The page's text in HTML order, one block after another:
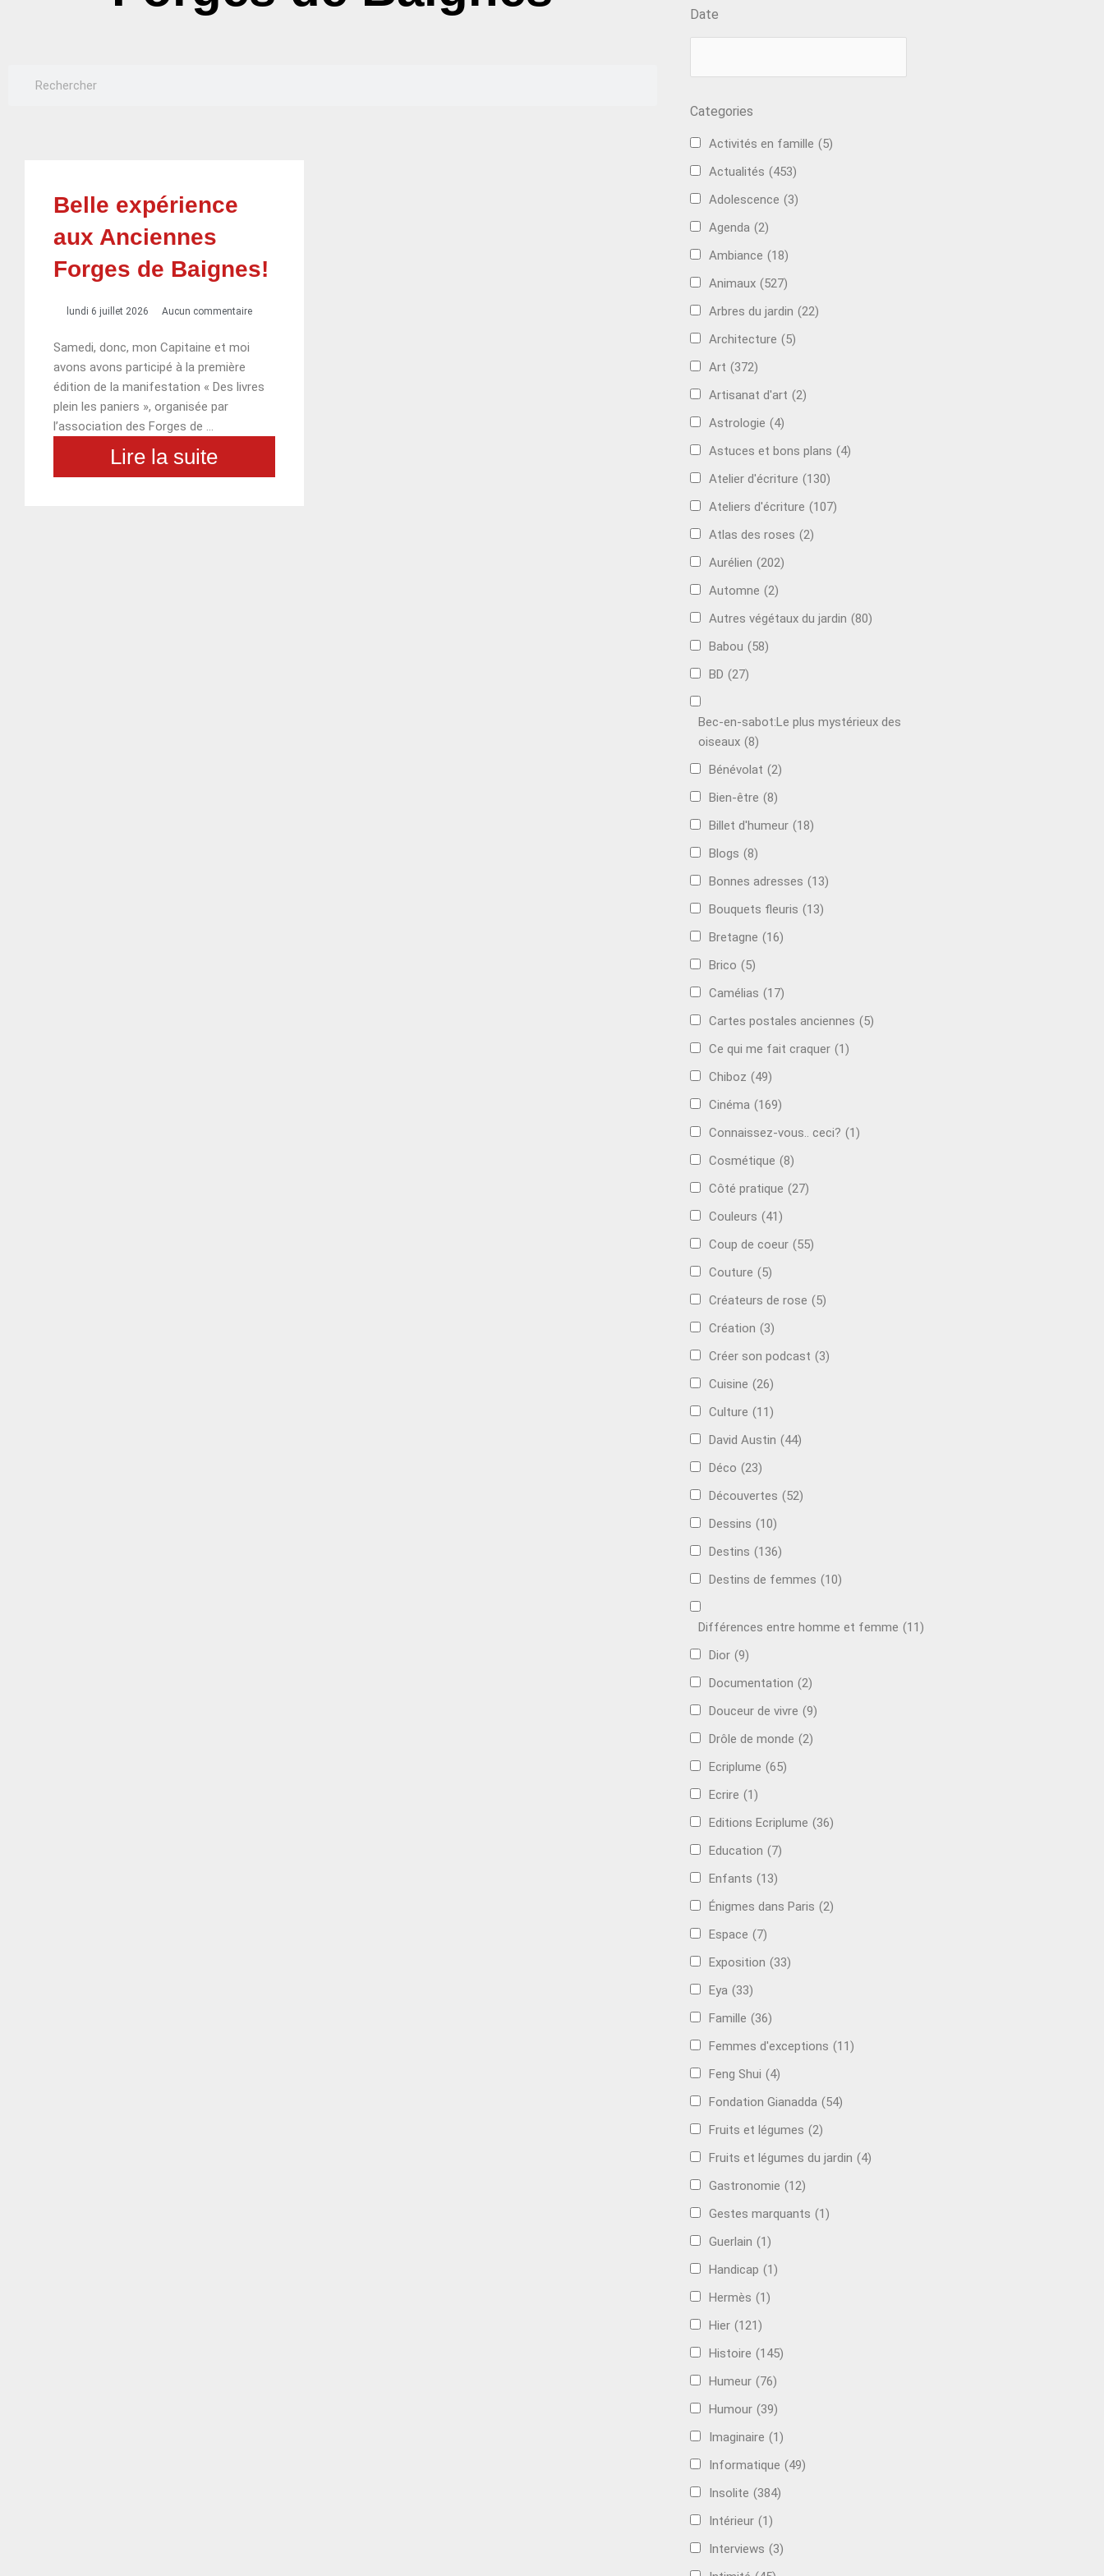
Belle expérience
aux Anciennes
Forges de Baignes!
lundi 6 juillet 2026 Aucun commentaire
Samedi, donc, mon Capitaine et moi
avons avons participé à la première
édition de la manifestation « Des livres
plein les paniers », organisée par
l’association des Forges de …
Lire la suite
Date
Categories
Activités en famille (5)
Actualités (453)
Adolescence (3)
Agenda (2)
Ambiance (18)
Animaux (527)
Arbres du jardin (22)
Architecture (5)
Art (372)
Artisanat d'art (2)
Astrologie (4)
Astuces et bons plans (4)
Atelier d'écriture (130)
Ateliers d'écriture (107)
Atlas des roses (2)
Aurélien (202)
Automne (2)
Autres végétaux du jardin (80)
Babou (58)
BD (27)
Bec-en-sabot:Le plus mystérieux des
oiseaux (8)
Bénévolat (2)
Bien-être (8)
Billet d'humeur (18)
Blogs (8)
Bonnes adresses (13)
Bouquets fleuris (13)
Bretagne (16)
Brico (5)
Camélias (17)
Cartes postales anciennes (5)
Ce qui me fait craquer (1)
Chiboz (49)
Cinéma (169)
Connaissez-vous.. ceci? (1)
Cosmétique (8)
Côté pratique (27)
Couleurs (41)
Coup de coeur (55)
Couture (5)
Créateurs de rose (5)
Création (3)
Créer son podcast (3)
Cuisine (26)
Culture (11)
David Austin (44)
Déco (23)
Découvertes (52)
Dessins (10)
Destins (136)
Destins de femmes (10)
Différences entre homme et femme (11)
Dior (9)
Documentation (2)
Douceur de vivre (9)
Drôle de monde (2)
Ecriplume (65)
Ecrire (1)
Editions Ecriplume (36)
Education (7)
Enfants (13)
Énigmes dans Paris (2)
Espace (7)
Exposition (33)
Eya (33)
Famille (36)
Femmes d'exceptions (11)
Feng Shui (4)
Fondation Gianadda (54)
Fruits et légumes (2)
Fruits et légumes du jardin (4)
Gastronomie (12)
Gestes marquants (1)
Guerlain (1)
Handicap (1)
Hermès (1)
Hier (121)
Histoire (145)
Humeur (76)
Humour (39)
Imaginaire (1)
Informatique (49)
Insolite (384)
Intérieur (1)
Interviews (3)